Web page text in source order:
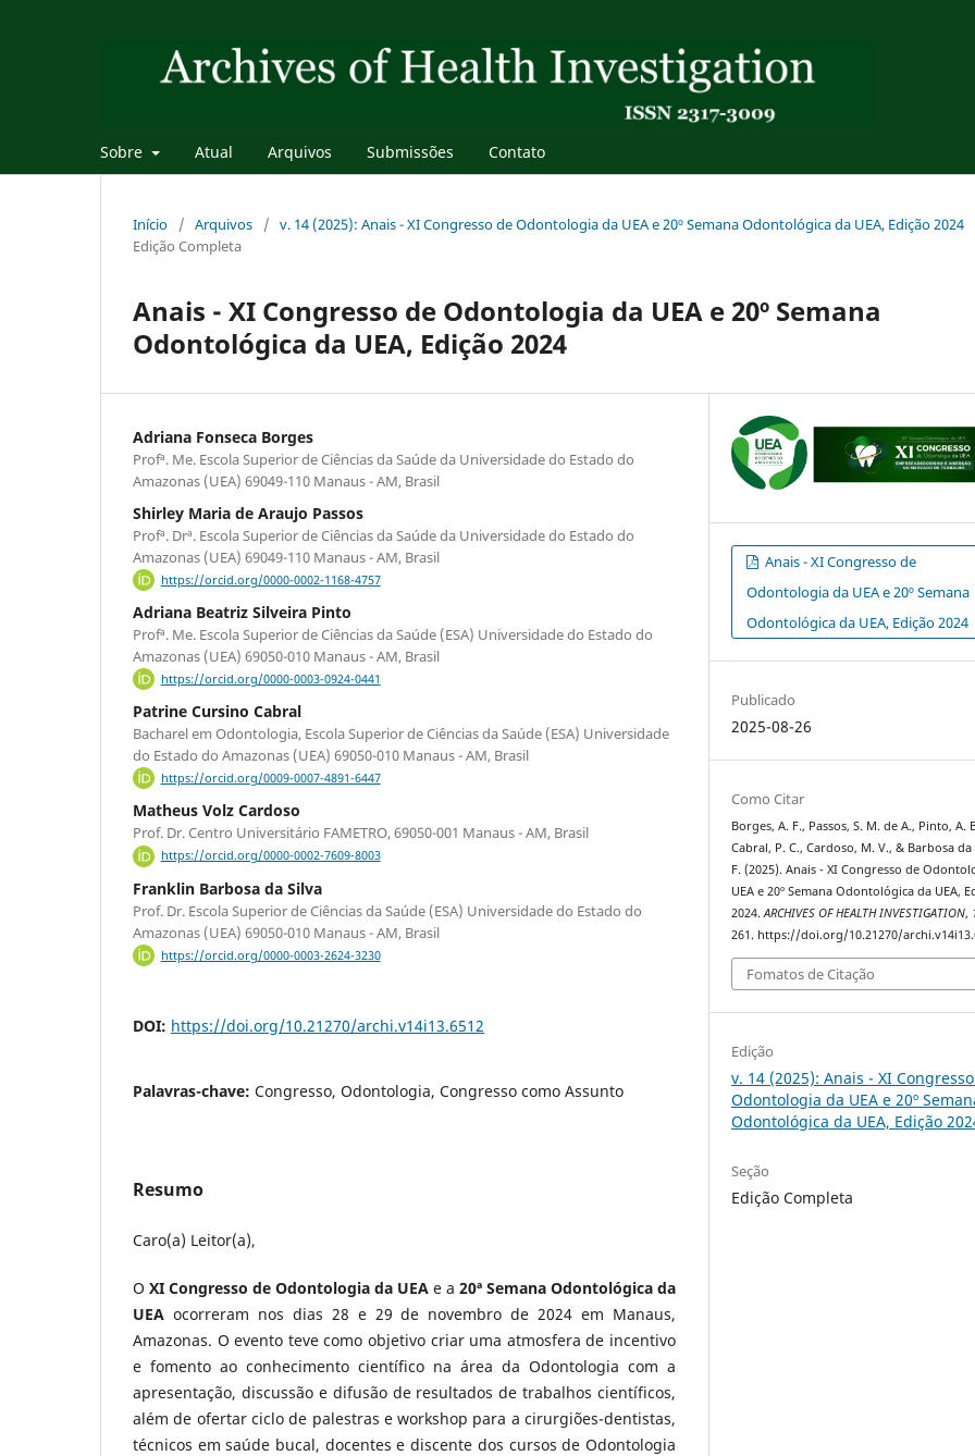
Sobre Atual Arquivos Submissões Contato
Início / Arquivos / v. 14 (2025): Anais - XI Congresso de Odontologia da UEA e 20º Semana Odontológica da UEA, Edição 2024
Edição Completa
Anais - XI Congresso de Odontologia da UEA e 20º Semana
Odontológica da UEA, Edição 2024
Adriana Fonseca Borges
Profª. Me. Escola Superior de Ciências da Saúde da Universidade do Estado do
Amazonas (UEA) 69049-110 Manaus - AM, Brasil
Shirley Maria de Araujo Passos
Profª. Drª. Escola Superior de Ciências da Saúde da Universidade do Estado do
Amazonas (UEA) 69049-110 Manaus - AM, Brasil
https://orcid.org/0000-0002-1168-4757
Adriana Beatriz Silveira Pinto
Profª. Me. Escola Superior de Ciências da Saúde (ESA) Universidade do Estado do
Amazonas (UEA) 69050-010 Manaus - AM, Brasil
https://orcid.org/0000-0003-0924-0441
Patrine Cursino Cabral
Bacharel em Odontologia, Escola Superior de Ciências da Saúde (ESA) Universidade
do Estado do Amazonas (UEA) 69050-010 Manaus - AM, Brasil
https://orcid.org/0009-0007-4891-6447
Matheus Volz Cardoso
Prof. Dr. Centro Universitário FAMETRO, 69050-001 Manaus - AM, Brasil
https://orcid.org/0000-0002-7609-8003
Franklin Barbosa da Silva
Prof. Dr. Escola Superior de Ciências da Saúde (ESA) Universidade do Estado do
Amazonas (UEA) 69050-010 Manaus - AM, Brasil
https://orcid.org/0000-0003-2624-3230
DOI: https://doi.org/10.21270/archi.v14i13.6512
Palavras-chave: Congresso, Odontologia, Congresso como Assunto
Resumo
Caro(a) Leitor(a),
O XI Congresso de Odontologia da UEA e a 20ª Semana Odontológica da
UEA ocorreram nos dias 28 e 29 de novembro de 2024 em Manaus,
Amazonas. O evento teve como objetivo criar uma atmosfera de incentivo
e fomento ao conhecimento científico na área da Odontologia com a
apresentação, discussão e difusão de resultados de trabalhos científicos,
além de ofertar ciclo de palestras e workshop para a cirurgiões-dentistas,
técnicos em saúde bucal, docentes e discente dos cursos de Odontologia
Anais - XI Congresso de
Odontologia da UEA e 20º Semana
Odontológica da UEA, Edição 2024
Publicado
2025-08-26
Como Citar
Borges, A. F., Passos, S. M. de A., Pinto, A.
Cabral, P. C., Cardoso, M. V., & Barbosa da
F. (2025). Anais - XI Congresso de
UEA e 20º Semana Odontológica da UEA,
2024.ARCHIVES OF HEALTH INVESTIGATION,
261. https://doi.org/10.21270/
Fomatos de Citação
Edição
v. 14 (2025): Anais - XI
Odontologia da UEA e 20º
Odontológica da UEA, Edição
Seção
Edição Completa